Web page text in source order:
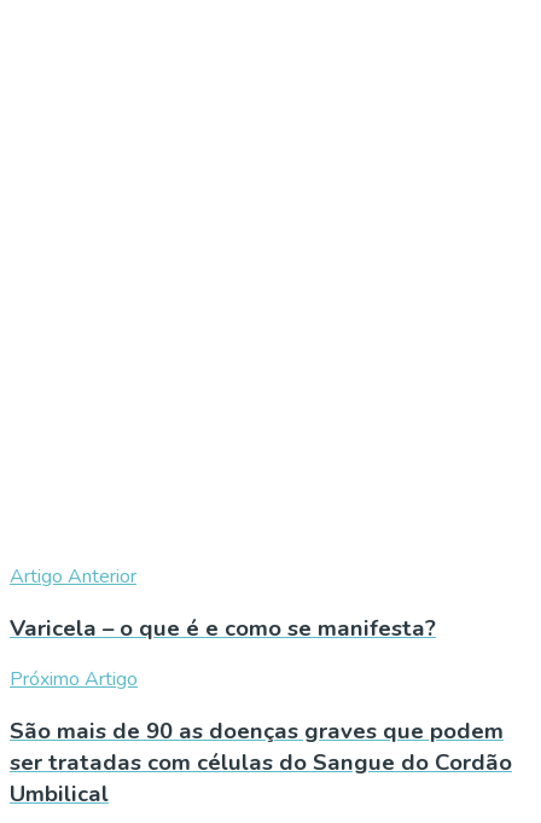
Artigo Anterior
Varicela – o que é e como se manifesta?
Próximo Artigo
São mais de 90 as doenças graves que podem
ser tratadas com células do Sangue do Cordão
Umbilical